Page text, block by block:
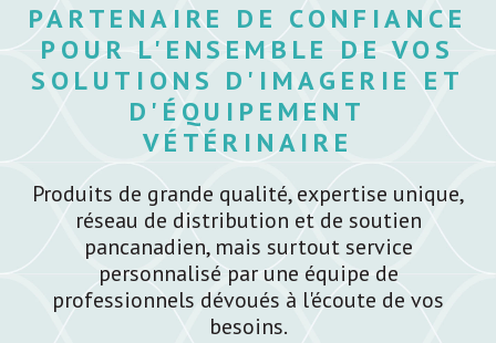
PARTENAIRE DE CONFIANCE
POUR L'ENSEMBLE DE VOS
SOLUTIONS D'IMAGERIE ET
D'ÉQUIPEMENT
VÉTÉRINAIRE
Produits de grande qualité, expertise unique,
réseau de distribution et de soutien
pancanadien, mais surtout service
personnalisé par une équipe de
professionnels dévoués à l'écoute de vos
besoins.